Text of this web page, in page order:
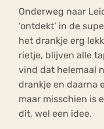
Onderweg naar
‘ontdekt’ in de
het drankje erg
rietje, blijven alle
vind dat helemaal
drankje en daarna
maar misschien is
dit, wel een idee.